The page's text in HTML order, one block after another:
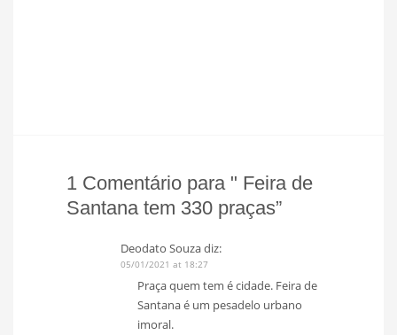
1 Comentário para " Feira de
Santana tem 330 praças”
Deodato Souzadiz:
05/01/2021 at 18:27
Praça quem tem é cidade. Feira de
Santana é um pesadelo urbano
imoral.